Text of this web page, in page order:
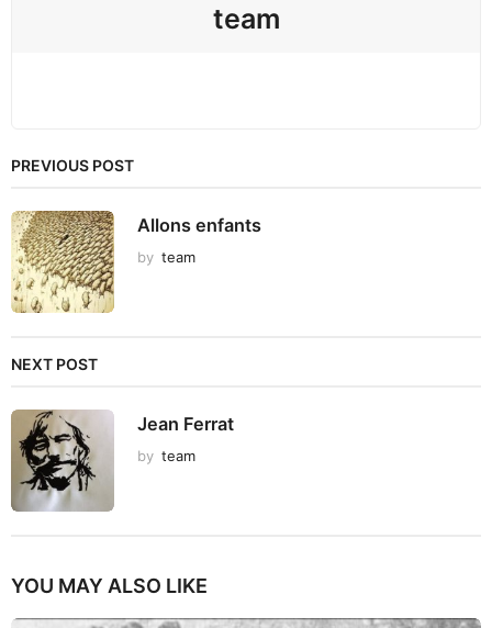
team
PREVIOUS POST
Allons enfants
by team
NEXT POST
Jean Ferrat
by team
YOU MAY ALSO LIKE